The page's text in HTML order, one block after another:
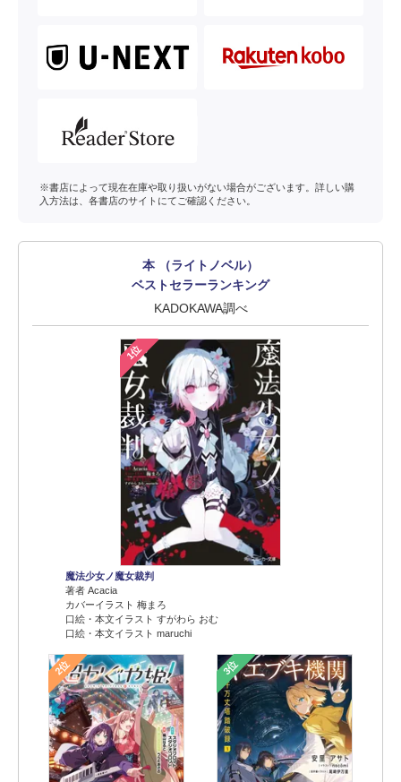
※書店によって現在在庫や取り扱いがない場合がございます。詳しい購
入方法は、各書店のサイトにてご確認ください。
本 （ライトノベル）
ベストセラーランキング
KADOKAWA調べ
1位
魔法少女ノ魔女裁判
著者 Acacia
カバーイラスト 梅まろ
口絵・本文イラスト すがわら おむ
口絵・本文イラスト maruchi
2位 3位